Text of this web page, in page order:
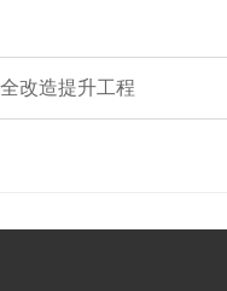
改造提升工程